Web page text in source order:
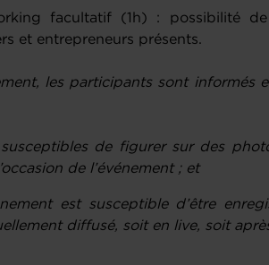
facultatif (1h) : possibilité
et entrepreneurs présents.
les participants sont informés
susceptibles de figurer sur des
de l’événement ; et
est susceptible d’être
diffusé, soit en live, soit